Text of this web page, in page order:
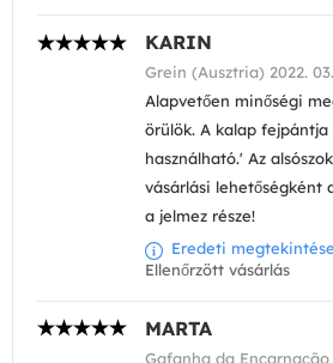
KARIN
Grein (Ausztria) 2022.
Alapvetően minőségi
örülök. A kalap
használható.' Az
vásárlási lehetőségként
a jelmez része!
Eredeti megtekintése
Ellenőrzött vásárlás
MARTA
Gafanha da